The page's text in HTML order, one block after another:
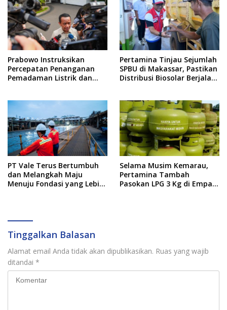
Prabowo Instruksikan
Percepatan Penanganan
Pemadaman Listrik dan
Pertamina Tinjau Sejumlah
SPBU di Makassar, Pastikan
Distribusi Biosolar Berjalan
PT Vale Terus Bertumbuh
dan Melangkah Maju
Menuju Fondasi yang Lebih
Selama Musim Kemarau,
Pertamina Tambah
Pasokan LPG 3 Kg di Empat
Tinggalkan Balasan
Alamat email Anda tidak akan dipublikasikan. Ruas yang wajib
ditandai *